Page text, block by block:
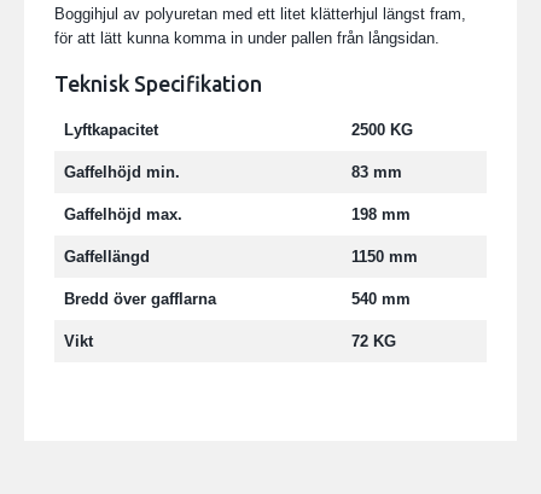
Boggihjul av polyuretan med ett litet klätterhjul längst fram,
för att lätt kunna komma in under pallen från långsidan.
Teknisk Specifikation
Lyftkapacitet 2500 KG
Gaffelhöjd min. 83 mm
Gaffelhöjd max. 198 mm
Gaffellängd 1150 mm
Bredd över gafflarna 540 mm
Vikt 72 KG